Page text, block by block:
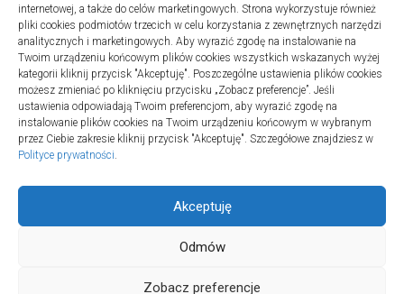
internetowej, a także do celów marketingowych. Strona wykorzystuje również
pliki cookies podmiotów trzecich w celu korzystania z zewnętrznych narzędzi
analitycznych i marketingowych. Aby wyrazić zgodę na instalowanie na
Twoim urządzeniu końcowym plików cookies wszystkich wskazanych wyżej
kategorii kliknij przycisk "Akceptuję". Poszczególne ustawienia plików cookies
możesz zmieniać po kliknięciu przycisku „Zobacz preferencje”. Jeśli
ustawienia odpowiadają Twoim preferencjom, aby wyrazić zgodę na
instalowanie plików cookies na Twoim urządzeniu końcowym w wybranym
przez Ciebie zakresie kliknij przycisk "Akceptuję". Szczegółowe znajdziesz w
Polityce prywatności.
Akceptuję
Odmów
Zobacz preferencje
Turystyka
Jak wybrać dobrą firmę do instalacji
sanitarnych w szpitalach
20 lipca 2025